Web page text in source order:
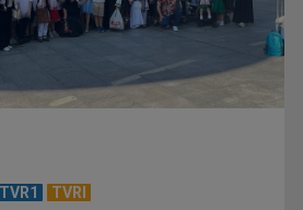
TVR1 TVRI